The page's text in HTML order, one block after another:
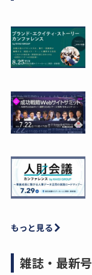
もっと見る
雑誌・最新号